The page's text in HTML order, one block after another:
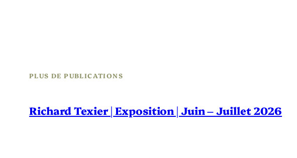
PLUS DE PUBLICATIONS
Richard Texier | Exposition | Juin – Juillet 2026